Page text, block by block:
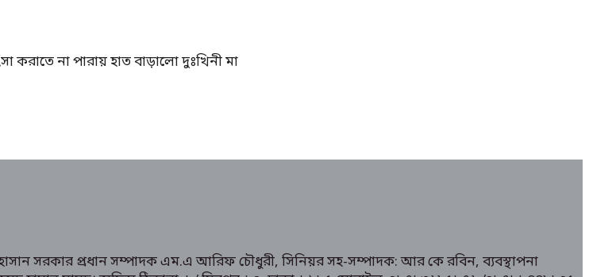
করাতে না পারায় হাত বাড়ালো দুঃখিনী মা
সরকার প্রধান সম্পাদক এম.এ আরিফ চৌধুরী, সিনিয়র সহ-সম্পাদক: আর কে রবিন, ব্যবস্থাপনা